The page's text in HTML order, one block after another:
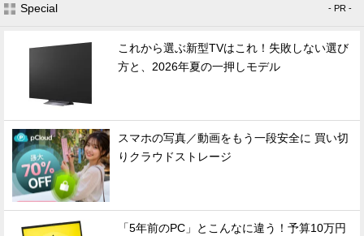
Special - PR -
これから選ぶ新型TVはこれ！失敗しない選び
方と、2026年夏の一押しモデル
スマホの写真／動画をもう一段安全に 買い切
りクラウドストレージ
「5年前のPC」とこんなに違う！予算10万円